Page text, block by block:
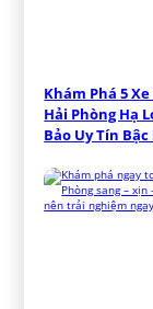
Khám Phá 5
Hải Phòng Hạ
Bảo Uy Tín